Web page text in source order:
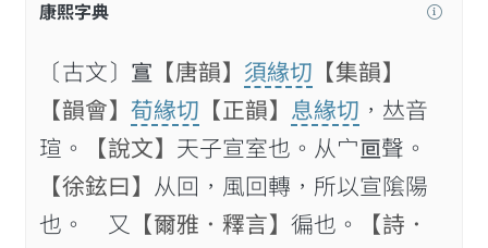
康熙字典
〔古文〕𡩦 【唐韻】 須緣切 【集韻】
【韻會】 荀緣切 【正韻】 息緣切 ，𠀤音
瑄。
【說文】 天子宣室也。从宀𠄢聲。
【徐鉉曰】 从回，風回轉，所以宣隂陽
也。 又
【爾雅．釋言】 徧也。
【詩．